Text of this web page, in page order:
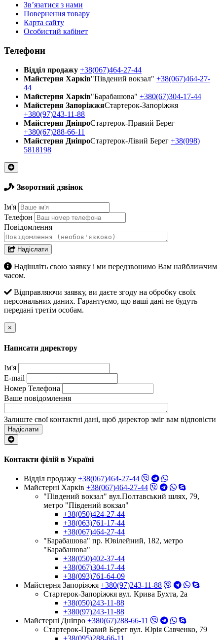
Зв’язатися з нами
Повернення товару
Карта сайту
Особистий кабінет
Телефони
Відділ продажу +38(067)464-27-44
Майстерня Харків"Південий вокзал" +38(067)464-27-
44
Майстерня Харків"Барабашова" +380(67)304-17-44
Майстерня ЗапоріжжяСтартерок-Запоріжжя
+380(97)243-11-88
Майстерня ДнiпроСтартерок-Правий Берег
+380(67)288-66-11
Майстерня ДнiпроСтартерок-Лівий Берег +38(098)
5818198
Зворотний дзвінок
Ім'я
Телефон
Повідомлення
Надіслати
Надішліть свою заявку і ми передзвонимо Вам найближчим
часом.
Відправляючи заявку, ви даєте згоду на обробку своїх
персональних даних. Гарантуємо, що ваші дані не будуть
передані третім особам.
×
Написати директору
Ім'я
E-mail
Номер Телефона
Ваше повідомлення
Залиште свої контактні дані, щоб директор зміг вам відповісти
Надіслати
Контакти філій в Україні
Відділ продажу +38(067)464-27-44
Майстерні Харків +38(067)464-27-44
"Південий вокзал" вул.Полтавський шлях, 79,
метро "Південий вокзал"
+38(050)424-27-44
+38(063)761-17-44
+38(067)464-27-44
"Барабашова" пр. Ювілейний, 182, метро
"Барабашова"
+38(050)402-37-44
+38(067)304-17-44
+38(093)761-64-09
Майстерня Запоріжжя +380(97)243-11-88
Стартерок-Запоріжжя вул. Крива Бухта, 2а
+38(050)243-11-88
+380(97)243-11-88
Майстерні Днiпро +380(67)288-66-11
Стартерок-Правий Берег вул. Юрія Савченко, 79